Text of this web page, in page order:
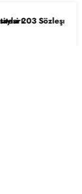
Başladı! İşte
📰 KPSS’li